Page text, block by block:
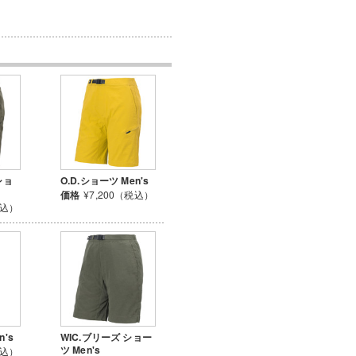
）
O.D.ショーツ Men's
価格 ¥7,200（税込）
）
WIC.ブリーズ ショー
ツ Men's